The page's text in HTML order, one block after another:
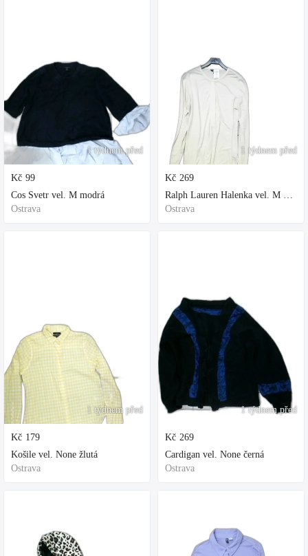
1 týdnem před
Kč 99
Cos Svetr vel. M modrá
Ostrava
1 týdnem před
Kč 179
Košile vel. None žlutá
Ostrava
1 týdnem před
Kč 269
Ralph Lauren Halenka vel. M bílá
Ostrava
1 týdnem před
Kč 269
Cardigan vel. None černá
Ostrava